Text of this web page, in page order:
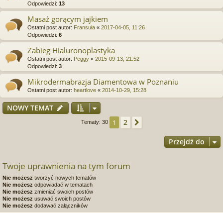
Odpowiedzi: 13
Masaż gorącym jajkiem
Ostatni post autor: Fransuła « 2017-04-05, 11:26
Odpowiedzi: 6
Zabieg Hialuronoplastyka
Ostatni post autor: Peggy « 2015-09-13, 21:52
Odpowiedzi: 3
Mikrodermabrazja Diamentowa w Poznaniu
Ostatni post autor: heartlove « 2014-10-29, 15:28
NOWY TEMAT
Tematy: 30 1 2
Przejdź do
Twoje uprawnienia na tym forum
Nie możesz tworzyć nowych tematów
Nie możesz odpowiadać w tematach
Nie możesz zmieniać swoich postów
Nie możesz usuwać swoich postów
Nie możesz dodawać załączników